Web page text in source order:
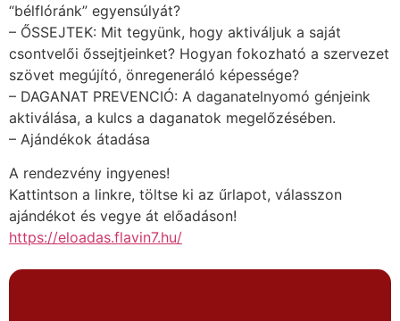
“bélflóránk” egyensúlyát?
– ŐSSEJTEK: Mit tegyünk, hogy aktiváljuk a saját
csontvelői őssejtjeinket? Hogyan fokozható a szervezet
szövet megújító, önregeneráló képessége?
– DAGANAT PREVENCIÓ: A daganatelnyomó génjeink
aktiválása, a kulcs a daganatok megelőzésében.
– Ajándékok átadása
A rendezvény ingyenes!
Kattintson a linkre, töltse ki az űrlapot, válasszon
ajándékot és vegye át előadáson!
https://eloadas.flavin7.hu/